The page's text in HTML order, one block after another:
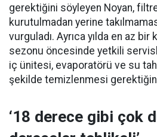
gerektiğini söyleyen Noyan,
kurutulmadan yerine
vurguladı. Ayrıca yılda en az bir
sezonu öncesinde yetkili
iç ünitesi, evaporatörü ve su
şekilde temizlenmesi
‘18 derece gibi çok